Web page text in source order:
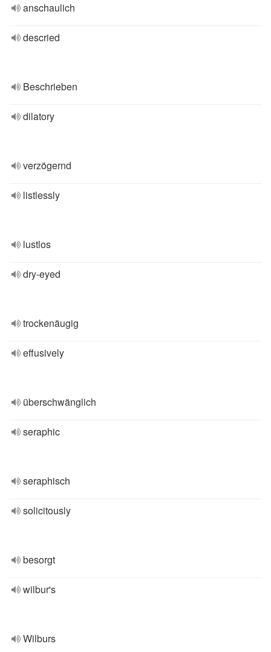
anschaulich
descried
Beschrieben
dilatory
verzögernd
listlessly
lustlos
dry-eyed
trockenäugig
effusively
überschwänglich
seraphic
seraphisch
solicitously
besorgt
wilbur's
Wilburs